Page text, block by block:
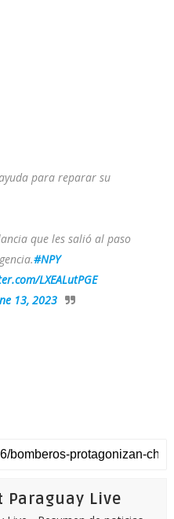
para reparar su
que les salió al paso
#NPY
LXEALutPGE
13, 2023
Paraguay Live